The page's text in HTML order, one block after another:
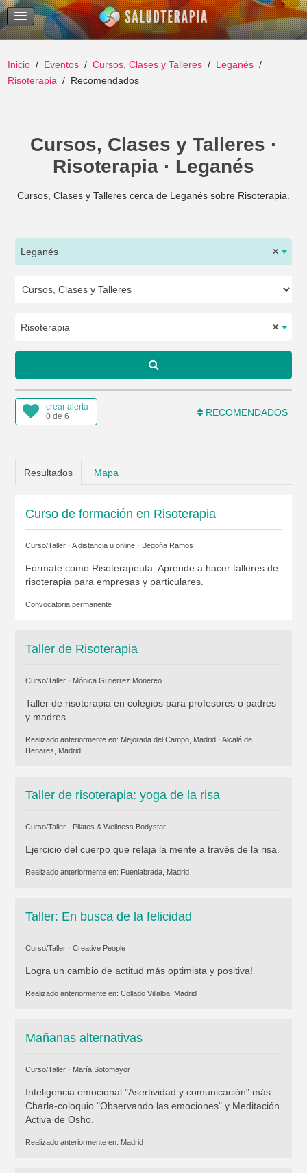
Temas Recientes
Buscar
Inicio Eventos Cursos, Clases y Talleres
Leganés
Risoterapia
Recomendados
Cursos, Clases y Talleres ·
Risoterapia · Leganés
Cursos, Clases y Talleres cerca de Leganés sobre Risoterapia.
×
Leganés
×
Risoterapia
crear alerta
0 de 6
RECOMENDADOS
Resultados Mapa
Curso de formación en Risoterapia
Curso/Taller · A distancia u online · Begoña Ramos
Fórmate como Risoterapeuta. Aprende a hacer talleres de
risoterapia para empresas y particulares.
Convocatoria permanente
Taller de Risoterapia
Curso/Taller · Mónica Gutierrez Monereo
Taller de risoterapia en colegios para profesores o padres
y madres.
Realizado anteriormente en: Mejorada del Campo, Madrid· Alcalá de
Henares, Madrid
Taller de risoterapia: yoga de la risa
Curso/Taller · Pilates & Wellness Bodystar
Ejercicio del cuerpo que relaja la mente a través de la risa.
Realizado anteriormente en: Fuenlabrada, Madrid
Taller: En busca de la felicidad
Curso/Taller · Creative People
Logra un cambio de actitud más optimista y positiva!
Realizado anteriormente en: Collado Villalba, Madrid
Mañanas alternativas
Curso/Taller · María Sotomayor
Inteligencia emocional "Asertividad y comunicación" más
Charla-coloquio "Observando las emociones" y Meditación
Activa de Osho.
Realizado anteriormente en: Madrid